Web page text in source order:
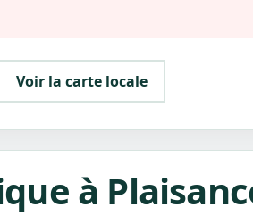
Voir la carte locale
à